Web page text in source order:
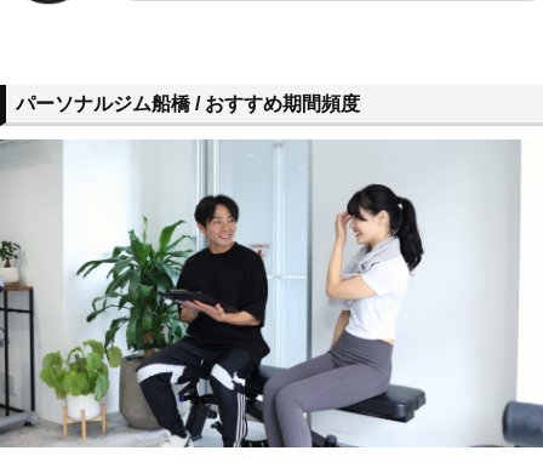
パーソナルジム船橋 / おすすめ期間頻度